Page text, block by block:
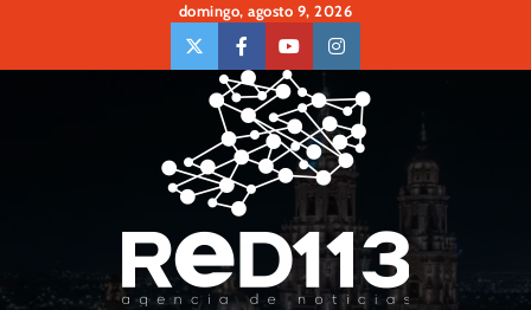
content
domingo, agosto 9, 2026
twiter Face Youtubeinsta